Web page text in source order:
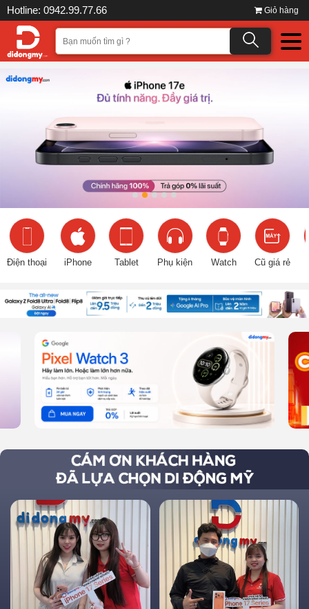
Hotline: 0942.99.77.66 Giỏ hàng
Điện thoại iPhone Tablet Phụ kiện Watch Cũ giá rẻ